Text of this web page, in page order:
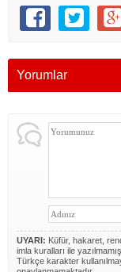
Yorumlar
UYARI: Küfür, hakaret,
imla kuralları ile yazılmamış,
Türkçe karakter